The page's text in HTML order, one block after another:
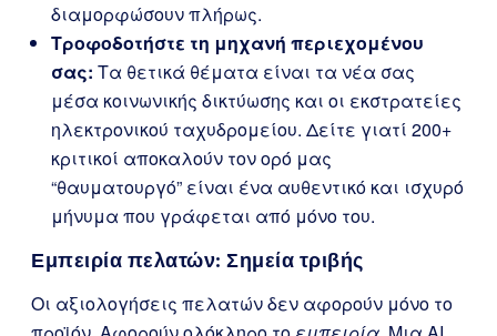
διαμορφώσουν πλήρως.
Τροφοδοτήστε τη μηχανή περιεχομένου
σας: Τα θετικά θέματα είναι τα νέα σας
μέσα κοινωνικής δικτύωσης και οι εκστρατείες
ηλεκτρονικού ταχυδρομείου. Δείτε γιατί 200+
κριτικοί αποκαλούν τον ορό μας
“θαυματουργό” είναι ένα αυθεντικό και ισχυρό
μήνυμα που γράφεται από μόνο του.
Εμπειρία πελατών: Σημεία τριβής
Οι αξιολογήσεις πελατών δεν αφορούν μόνο το